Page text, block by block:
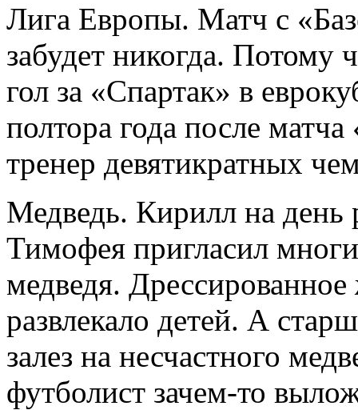
Лига Европы. Матч с
забудет никогда. Потому
гол за «Спартак» в
полтора года после
тренер девятикратных
Медведь. Кирилл на
Тимофея пригласил
медведя.
развлекало детей. А
залез на несчастного
футболист зачем-то